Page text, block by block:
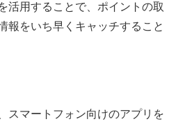
活用することで、ポイントの取
報をいち早くキャッチすること
スマートフォン向けのアプリを